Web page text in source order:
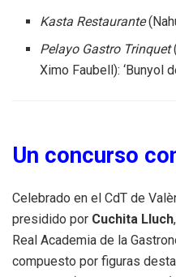
Kasta Restaurante
Pelayo Gastro Trinquet
Ximo Faubell): ‘Bunyol
Un concurso
Celebrado en el CdT de
presidido por Cuchita Lluch
Real Academia de la
compuesto por figuras